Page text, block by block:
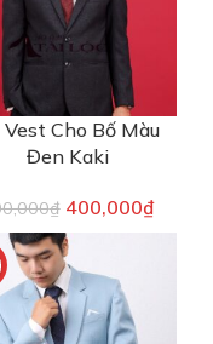
Vest Cho Bố Màu
Đen Kaki
₫ 400,000₫